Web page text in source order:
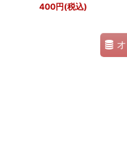
400円(税込)